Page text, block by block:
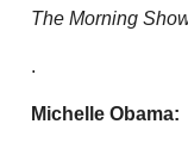
The Morning
.
Michelle Obama: